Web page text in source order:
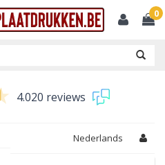
0
4.020 reviews
Nederlands